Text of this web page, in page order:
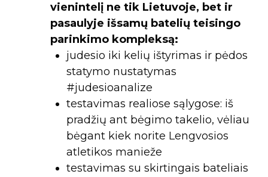
vienintelį ne tik Lietuvoje, bet ir
pasaulyje išsamų batelių teisingo
parinkimo kompleksą:
judesio iki kelių ištyrimas ir pėdos
statymo nustatymas
#judesioanalize
testavimas realiose sąlygose: iš
pradžių ant bėgimo takelio, vėliau
bėgant kiek norite Lengvosios
atletikos manieže
testavimas su skirtingais bateliais